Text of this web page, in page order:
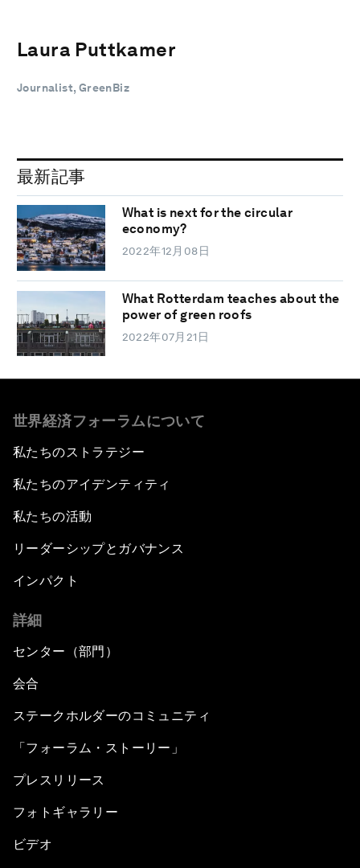
Laura Puttkamer
Journalist, GreenBiz
最新記事
What is next for the circular
economy?
2022年12月08日
What Rotterdam teaches about the
power of green roofs
2022年07月21日
世界経済フォーラムについて
私たちのストラテジー
私たちのアイデンティティ
私たちの活動
リーダーシップとガバナンス
インパクト
詳細
センター（部門）
会合
ステークホルダーのコミュニティ
「フォーラム・ストーリー」
プレスリリース
フォトギャラリー
ビデオ